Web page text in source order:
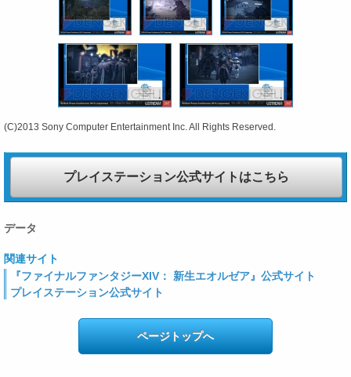
(C)2013 Sony Computer Entertainment Inc. All Rights Reserved.
プレイステーション公式サイトはこちら
データ
関連サイト
『ファイナルファンタジーXIV： 新生エオルゼア』公式サイト
プレイステーション公式サイト
ページトップへ